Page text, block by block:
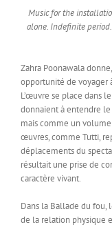
Music for the
alone. Indefinite
Zahra Poonawala
opportunité de voyager
L’œuvre se place dans
donnaient à entendre
mais comme un
œuvres, comme Tutti,
déplacements du
résultait une prise de
caractère vivant.
Dans la Ballade du
de la relation physique